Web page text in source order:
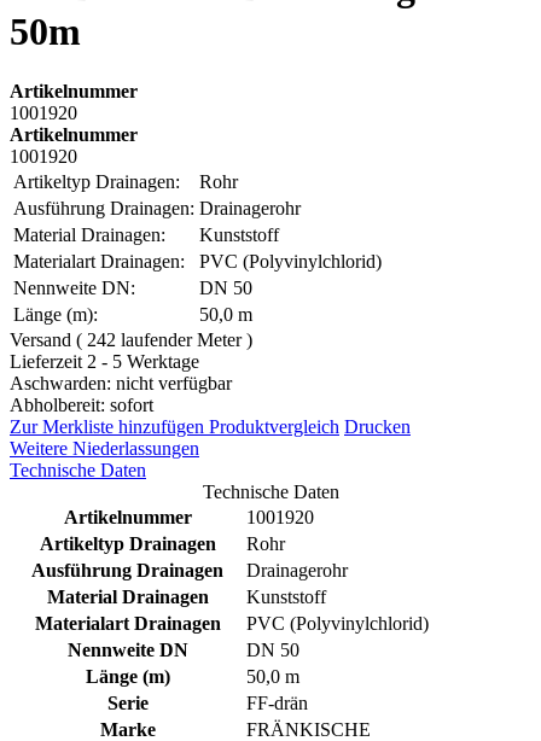
50m
Artikelnummer
1001920
Artikelnummer
1001920
Artikeltyp Drainagen:
Rohr
Ausführung Drainagen: Drainagerohr
Material Drainagen:
Kunststoff
Materialart Drainagen:
PVC (Polyvinylchlorid)
Nennweite DN:
DN 50
Länge (m):
50,0 m
Versand ( 242 laufender Meter )
Lieferzeit 2 - 5 Werktage
Aschwarden: nicht verfügbar
Abholbereit: sofort
Zur Merkliste hinzufügen Produktvergleich Drucken
Weitere Niederlassungen
Technische Daten
Technische Daten
Artikelnummer
1001920
Artikeltyp Drainagen
Rohr
Ausführung Drainagen
Drainagerohr
Material Drainagen
Kunststoff
Materialart Drainagen
PVC (Polyvinylchlorid)
Nennweite DN
DN 50
Länge (m)
50,0 m
Serie
FF-drän
Marke
FRÄNKISCHE